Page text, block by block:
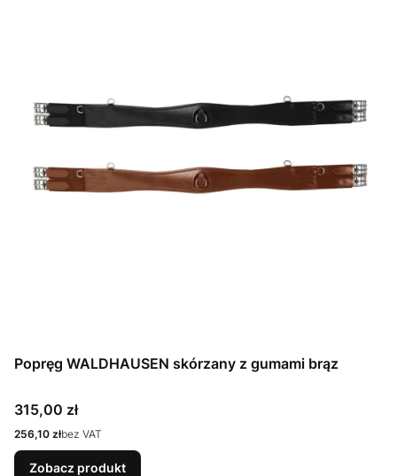
Popręg WALDHAUSEN skórzany z gumami brąz
Cena
315,00 zł
Cena
256,10 złbez VAT
Zobacz produkt